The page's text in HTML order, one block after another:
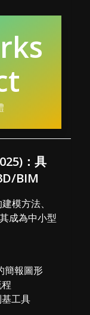
：具
BIM
模方法、
成為中小型
簡報圖形
工具